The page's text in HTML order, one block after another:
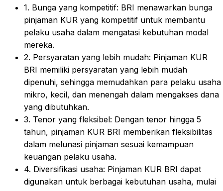
1. Bunga yang kompetitif: BRI menawarkan bunga
pinjaman KUR yang kompetitif untuk membantu
pelaku usaha dalam mengatasi kebutuhan modal
mereka.
2. Persyaratan yang lebih mudah: Pinjaman KUR
BRI memiliki persyaratan yang lebih mudah
dipenuhi, sehingga memudahkan para pelaku usaha
mikro, kecil, dan menengah dalam mengakses dana
yang dibutuhkan.
3. Tenor yang fleksibel: Dengan tenor hingga 5
tahun, pinjaman KUR BRI memberikan fleksibilitas
dalam melunasi pinjaman sesuai kemampuan
keuangan pelaku usaha.
4. Diversifikasi usaha: Pinjaman KUR BRI dapat
digunakan untuk berbagai kebutuhan usaha, mulai